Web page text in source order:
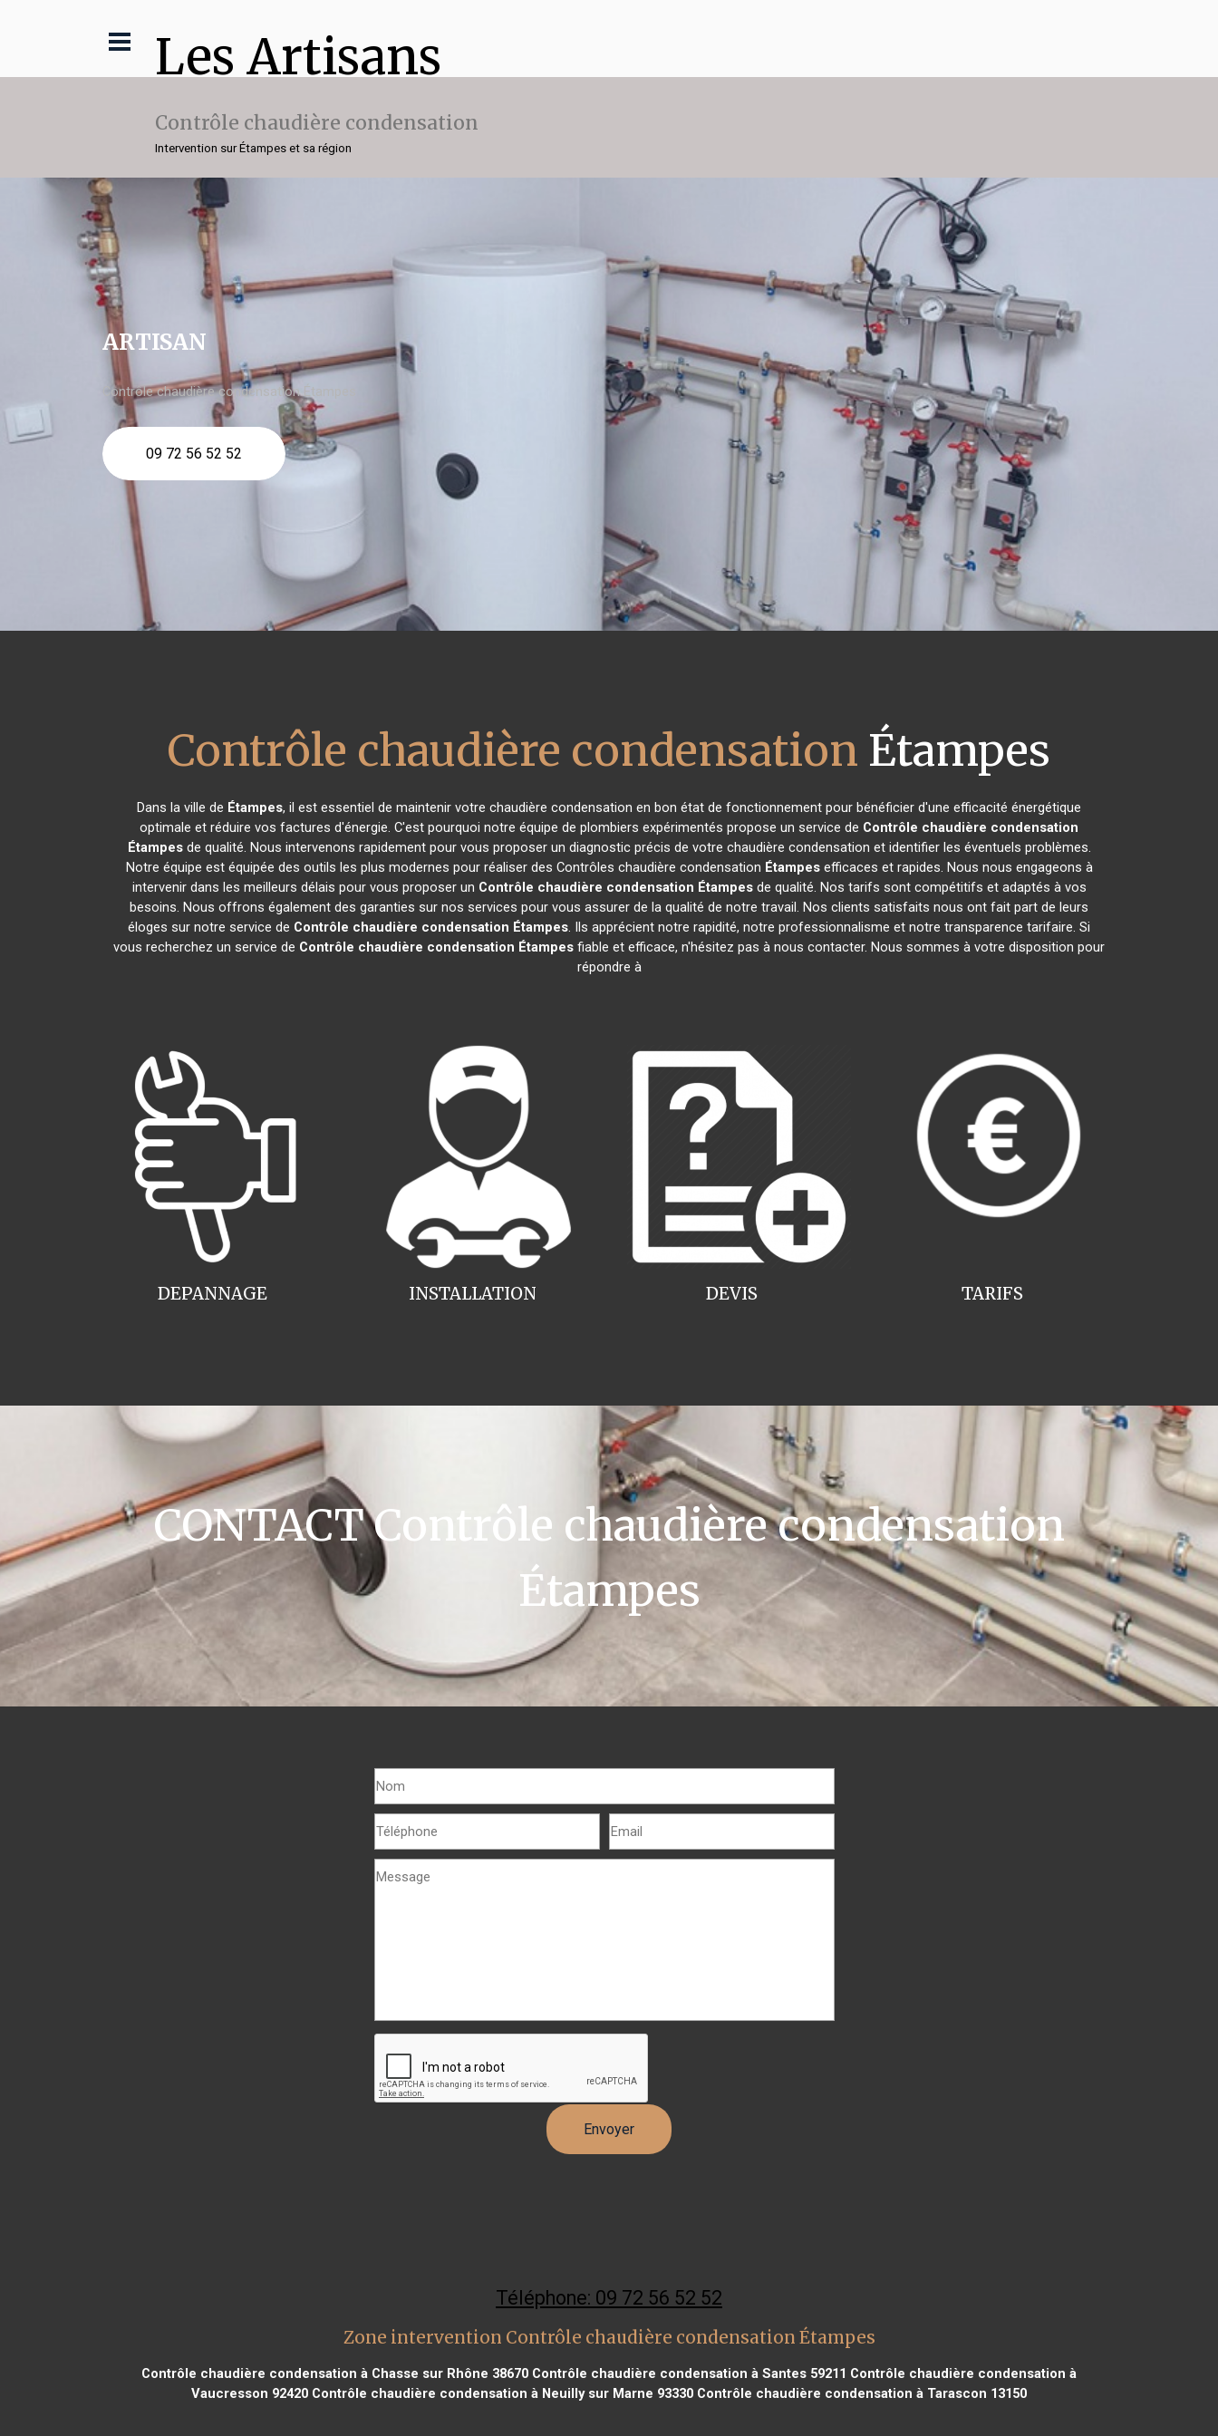
Les Artisans
Contrôle chaudière condensation
Intervention sur Étampes et sa région
ARTISAN
Contrôle chaudière condensation Étampes
09 72 56 52 52
Contrôle chaudière condensation Étampes
Dans la ville de Étampes, il est essentiel de maintenir votre chaudière condensation en bon état de fonctionnement pour bénéficier d'une efficacité énergétique
optimale et réduire vos factures d'énergie. C'est pourquoi notre équipe de plombiers expérimentés propose un service de Contrôle chaudière condensation
Étampesde qualité. Nous intervenons rapidement pour vous proposer un diagnostic précis de votre chaudière condensation et identifier les éventuels problèmes.
Notre équipe est équipée des outils les plus modernes pour réaliser des Contrôles chaudière condensation Étampesefficaces et rapides. Nous nous engageons à
intervenir dans les meilleurs délais pour vous proposer un Contrôle chaudière condensation Étampesde qualité. Nos tarifs sont compétitifs et adaptés à vos
besoins. Nous offrons également des garanties sur nos services pour vous assurer de la qualité de notre travail. Nos clients satisfaits nous ont fait part de leurs
éloges sur notre service de Contrôle chaudière condensation Étampes. Ils apprécient notre rapidité, notre professionnalisme et notre transparence tarifaire. Si
vous recherchez un service de Contrôle chaudière condensation Étampes fiable et efficace, n'hésitez pas à nous contacter. Nous sommes à votre disposition pour
répondre à
INSTALLATION
DEPANNAGE TARIFS
DEVIS
CONTACT Contrôle chaudière condensation
Étampes
Téléphone: 09 72 56 52 52
Zone intervention Contrôle chaudière condensation Étampes
Contrôle chaudière condensation à Chasse sur Rhône 38670 Contrôle chaudière condensation à Santes 59211 Contrôle chaudière condensation à
Vaucresson 92420 Contrôle chaudière condensation à Neuilly sur Marne 93330 Contrôle chaudière condensation à Tarascon 13150